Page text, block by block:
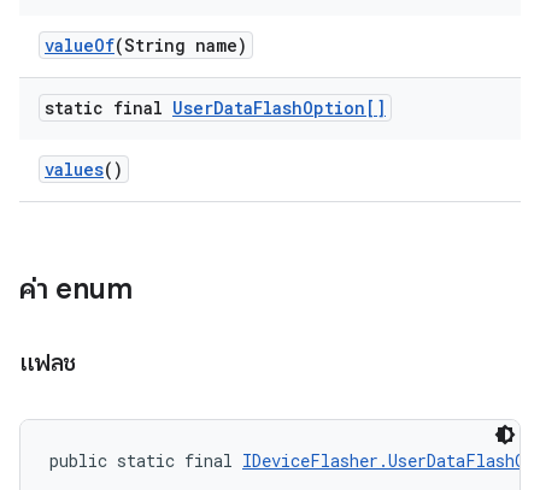
valueOf(String name)
static final UserDataFlashOption[]
values()
ค่า enum
แฟลช
public static final